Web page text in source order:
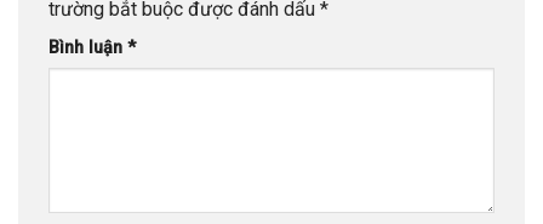
trường bắt buộc được đánh dấu *
Bình luận *